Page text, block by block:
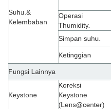
Suhu.&
Kelembaban
Operasi
Thumidity.
Simpan suhu.
Ketinggian
Fungsi Lainnya
Keystone
Koreksi
Keystone
(Lens@center)